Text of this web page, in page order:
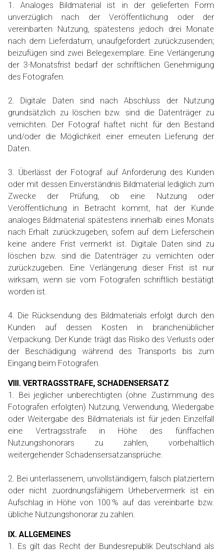
1. Analoges Bildmaterial ist in der gelieferten Form
unverzüglich nach der Veröffentlichung oder der
vereinbarten Nutzung, spätestens jedoch drei Monate
nach dem Lieferdatum, unaufgefordert zurückzusenden;
beizufügen sind zwei Belegexemplare. Eine Verlängerung
der 3-Monatsfrist bedarf der schriftlichen Genehmigung
des Fotografen.
2. Digitale Daten sind nach Abschluss der Nutzung
grundsätzlich zu löschen bzw. sind die Datenträger zu
vernichten. Der Fotograf haftet nicht für den Bestand
und/oder die Möglichkeit einer erneuten Lieferung der
Daten.
3. Überlässt der Fotograf auf Anforderung des Kunden
oder mit dessen Einverständnis Bildmaterial lediglich zum
Zwecke der Prüfung, ob eine Nutzung oder
Veröffentlichung in Betracht kommt, hat der Kunde
analoges Bildmaterial spätestens innerhalb eines Monats
nach Erhalt zurückzugeben, sofern auf dem Lieferschein
keine andere Frist vermerkt ist. Digitale Daten sind zu
löschen bzw. sind die Datenträger zu vernichten oder
zurückzugeben. Eine Verlängerung dieser Frist ist nur
wirksam, wenn sie vom Fotografen schriftlich bestätigt
worden ist.
4. Die Rücksendung des Bildmaterials erfolgt durch den
Kunden auf dessen Kosten in branchenüblicher
Verpackung. Der Kunde trägt das Risiko des Verlusts oder
der Beschädigung während des Transports bis zum
Eingang beim Fotografen.
VIII. VERTRAGSSTRAFE, SCHADENSERSATZ
1. Bei jeglicher unberechtigten (ohne Zustimmung des
Fotografen erfolgten) Nutzung, Verwendung, Wiedergabe
oder Weitergabe des Bildmaterials ist für jeden Einzelfall
eine Vertragsstrafe in Höhe des fünffachen
Nutzungshonorars zu zahlen, vorbehaltlich
weitergehender Schadensersatzansprüche.
2. Bei unterlassenem, unvollständigem, falsch platziertem
oder nicht zuordnungsfähigem Urhebervermerk ist ein
Aufschlag in Höhe von 100 % auf das vereinbarte bzw.
übliche Nutzungshonorar zu zahlen.
IX. ALLGEMEINES
1. Es gilt das Recht der Bundesrepublik Deutschland als